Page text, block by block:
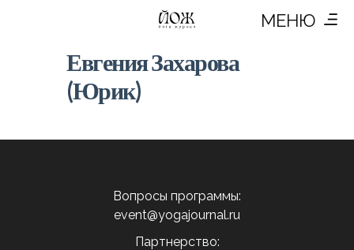
МЕНЮ
Евгения Захарова
(Юрик)
Вопросы программы:
event@yogajournal.ru
Партнерство: